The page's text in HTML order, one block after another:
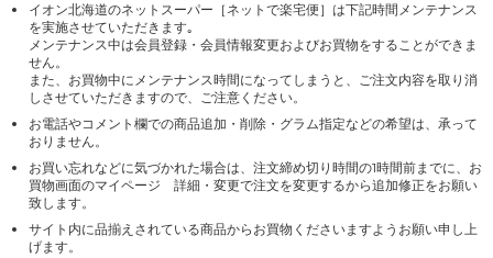
イオン北海道のネットスーパー［ネットで楽宅便］は下記時間メンテナンス
を実施させていただきます｡
メンテナンス中は会員登録・会員情報変更およびお買物をすることができま
せん。
また、お買物中にメンテナンス時間になってしまうと、ご注文内容を取り消
しさせていただきますので、ご注意ください。
お電話やコメント欄での商品追加・削除・グラム指定などの希望は、承って
おりません。
お買い忘れなどに気づかれた場合は、注文締め切り時間の1時間前までに、お
買物画面のマイページ 詳細・変更で注文を変更するから追加修正をお願い
致します。
サイト内に品揃えされている商品からお買物くださいますようお願い申し上
げます。